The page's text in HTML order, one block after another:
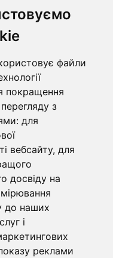
файли
покращення
з
для
вебсайту, для
досвіду на
до наших
і
реклами
TV
команда